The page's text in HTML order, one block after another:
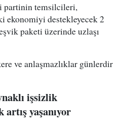
partinin temsilcileri,
ekonomiyi destekleyecek 2
paketi üzerinde uzlaşı
ve anlaşmazlıklar günlerdir
işsizlik
yaşanıyor